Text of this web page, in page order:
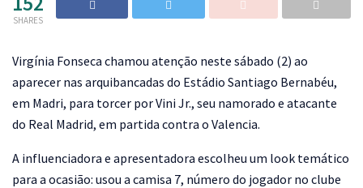
SHARES
Virgínia Fonseca chamou atenção neste sábado (2) ao
aparecer nas arquibancadas do Estádio Santiago Bernabéu,
em Madri, para torcer por Vini Jr., seu namorado e atacante
do Real Madrid, em partida contra o Valencia.
A influenciadora e apresentadora escolheu um look temático
para a ocasião: usou a camisa 7, número do jogador no clube